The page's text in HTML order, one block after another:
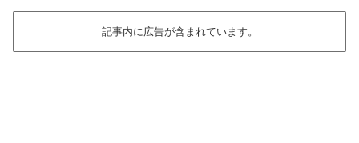
記事内に広告が含まれています。